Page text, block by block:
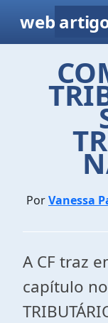
web
PorVanessa
A CF traz
capítulo